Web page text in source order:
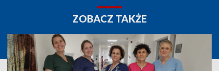
ZOBACZ TAKŻE